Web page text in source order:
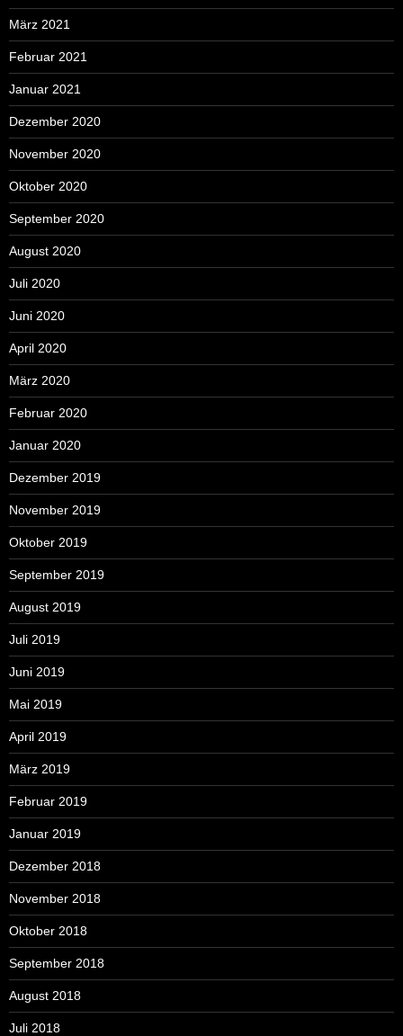
März 2021
Februar 2021
Januar 2021
Dezember 2020
November 2020
Oktober 2020
September 2020
August 2020
Juli 2020
Juni 2020
April 2020
März 2020
Februar 2020
Januar 2020
Dezember 2019
November 2019
Oktober 2019
September 2019
August 2019
Juli 2019
Juni 2019
Mai 2019
April 2019
März 2019
Februar 2019
Januar 2019
Dezember 2018
November 2018
Oktober 2018
September 2018
August 2018
Juli 2018